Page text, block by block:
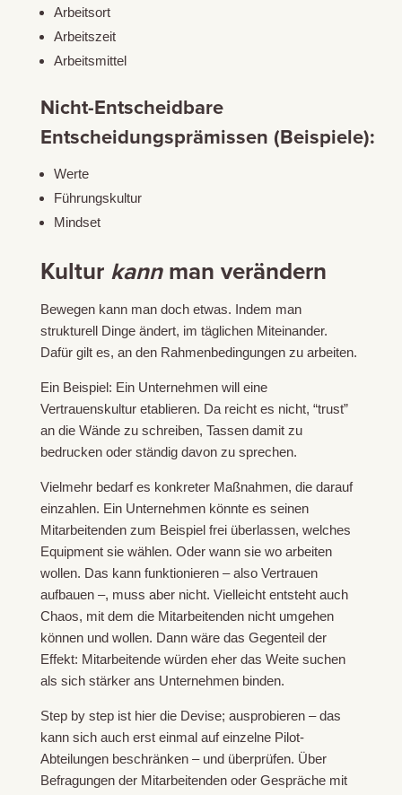
Arbeitsort
Arbeitszeit
Arbeitsmittel
Nicht-Entscheidbare
Entscheidungsprämissen (Beispiele):
Werte
Führungskultur
Mindset
Kultur kannman verändern
Bewegen kann man doch etwas. Indem man
strukturell Dinge ändert, im täglichen Miteinander.
Dafür gilt es, an den Rahmenbedingungen zu arbeiten.
Ein Beispiel: Ein Unternehmen will eine
Vertrauenskultur etablieren. Da reicht es nicht, “trust”
an die Wände zu schreiben, Tassen damit zu
bedrucken oder ständig davon zu sprechen.
Vielmehr bedarf es konkreter Maßnahmen, die darauf
einzahlen. Ein Unternehmen könnte es seinen
Mitarbeitenden zum Beispiel frei überlassen, welches
Equipment sie wählen. Oder wann sie wo arbeiten
wollen. Das kann funktionieren – also Vertrauen
aufbauen –, muss aber nicht. Vielleicht entsteht auch
Chaos, mit dem die Mitarbeitenden nicht umgehen
können und wollen. Dann wäre das Gegenteil der
Effekt: Mitarbeitende würden eher das Weite suchen
als sich stärker ans Unternehmen binden.
Step by step ist hier die Devise; ausprobieren – das
kann sich auch erst einmal auf einzelne Pilot-
Abteilungen beschränken – und überprüfen. Über
Befragungen der Mitarbeitenden oder Gespräche mit